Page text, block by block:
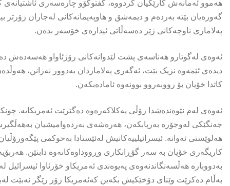
هەموو ئەمانەش کارێکیان کردووە، گفتوگۆو چارەسەری
گەورەیان بێتە بەردەم و دیمەشق و هاوپەیمانەکانی لەجاران زۆرتر
پەلاماری ناوچەکانی ژێر دەسەڵاتی ئیدارەی خۆسەر بدەن.
ئەوەی لەگوتارو هەناسەی پشت لێدوانەکانی رۆژئاواو هەسەدەش
دیدەی ئێمەوە نزیک بێت، ئەگەری پەلاماردان بەدوور نەزانن،
کاتدا خۆیان بۆ رووبەروو بوونەوە ئامادەبکەن.
ئەوەی لەم نێوەندەشدا رۆڵی یەکلاکەرەوە دەگێرێت ئەمریکایە.
جەنگێکی لەوجۆرە بەرپابکەن، هەرەشەی بەردەوامیشیان
هەلوێستی ئەوانە. ئیسرائیلییەکانیش لەئێستادا بەحوکمی
کاریگەری خۆیان بە سەر گۆڕانکاری وڕووداوەکانەوە دابنێن.
بەدووبارە هەڵسەنگاندنەوەی پەیوەندی ئەمریکاو خۆرئاوا
بەڵام دەکرێت وێنای دۆخێکیش بکەین کەئەمریکا زۆر رێگر نەبێت